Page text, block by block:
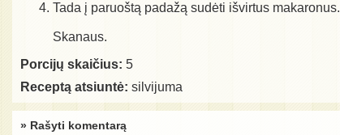
Tada į paruoštą padažą sudėti išvirtus makaronus.
Skanaus.
Porcijų skaičius: 5
Receptą atsiuntė: silvijuma
» Rašyti komentarą